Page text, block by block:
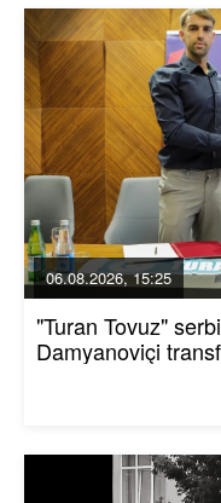
06.08.2026, 15:25
"Turan Tovuz"
Damyanoviçi